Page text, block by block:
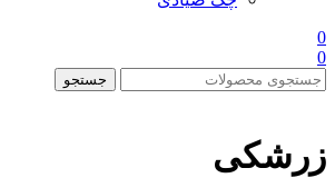
0
0
جستجو
زرشکی